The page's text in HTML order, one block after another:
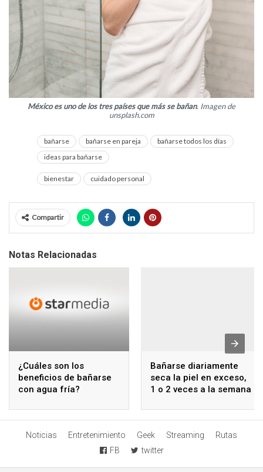
México es uno de los tres países que más se bañan. Imagen de
unsplash.com
bañarse bañarse en pareja
bañarse todos los días
ideas para bañarse
bienestar cuidado personal
Compartir
Notas Relacionadas
¿Cuáles son los
beneficios de bañarse
con agua fría?
Bañarse diariamente
seca la piel en exceso,
1 o 2 veces a la semana
Noticias Entretenimiento Geek Streaming
Rutas
FB
twitter